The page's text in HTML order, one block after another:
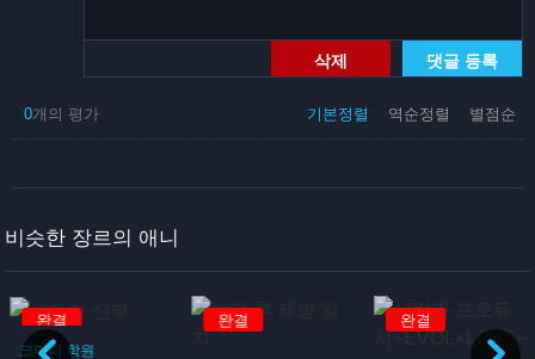
삭제 댓글 등록
기본정렬 역순정렬 별점순
0개의 평가
비슷한 장르의 애니
완결
코미디 학원
완결 완결